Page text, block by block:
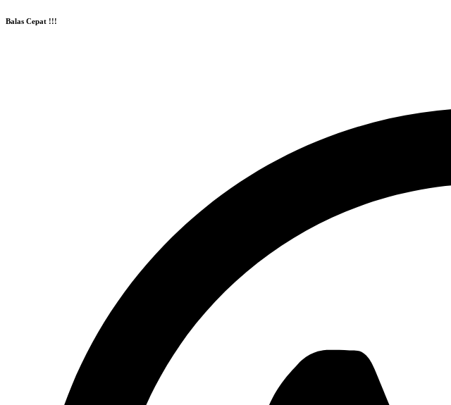
Balas Cepat !!!